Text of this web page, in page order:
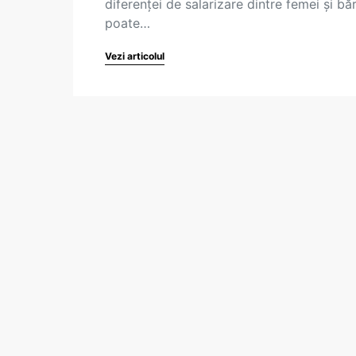
diferenței de salarizare dintre femei și
poate…
Vezi articolul